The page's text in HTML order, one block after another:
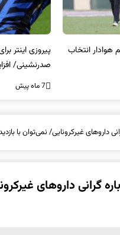
پیروزی اینتر برای تثبیت
صدرنشینی/ افزایش فاصله با
داروهای غیرکرونایی/ نمی‌توان با
گرانی داروهای